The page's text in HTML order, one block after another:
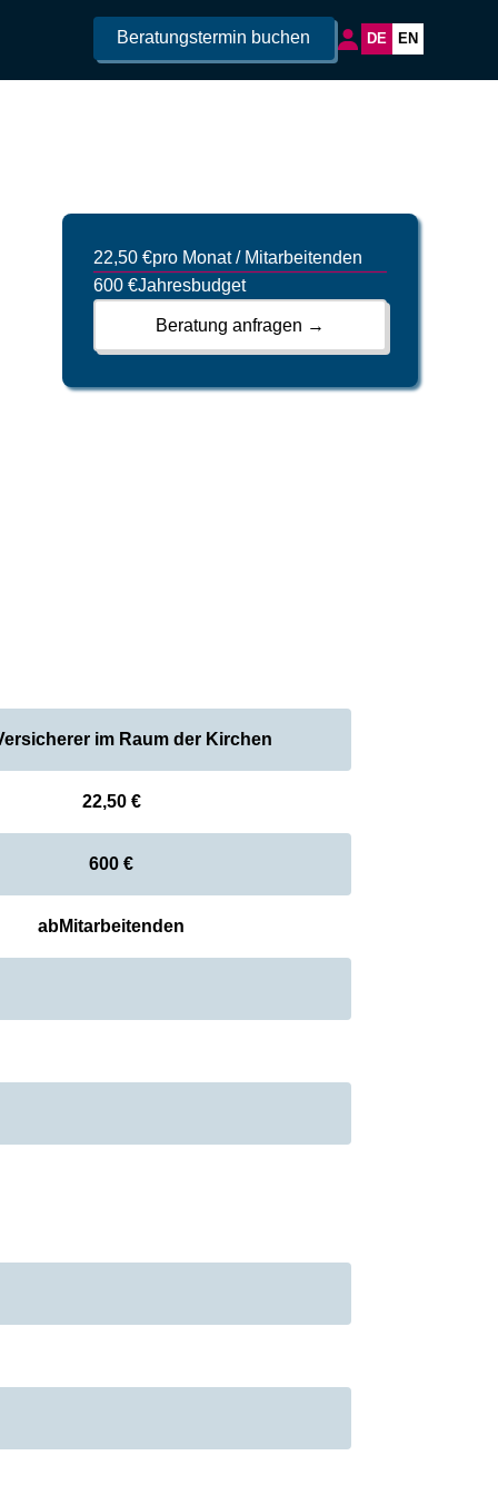
Beratungstermin buchen DE EN
22,50 €pro Monat / Mitarbeitenden
600 €Jahresbudget
Beratung anfragen →
im Raum der Kirchen
22,50 €
600 €
abMitarbeitenden